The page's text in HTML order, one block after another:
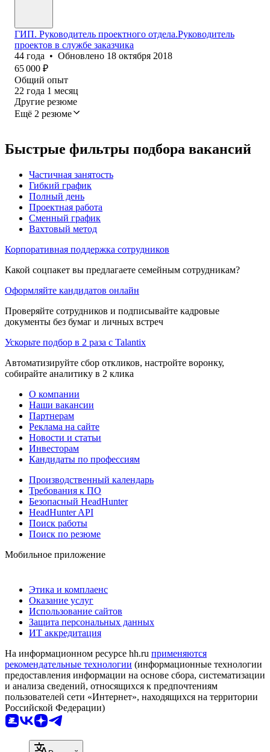
ГИП. Руководитель проектного отдела.Руководитель
проектов в службе заказчика
44 года • Обновлено 18 октября 2018
65 000 ₽
Общий опыт
22 года 1 месяц
Другие резюме
Ещё 2 резюме
Быстрые фильтры подбора вакансий
Частичная занятость
Гибкий график
Полный день
Проектная работа
Сменный график
Вахтовый метод
Корпоративная поддержка сотрудников
Какой соцпакет вы предлагаете семейным сотрудникам?
Оформляйте кандидатов онлайн
Проверяйте сотрудников и подписывайте кадровые
документы без бумаг и личных встреч
Ускорьте подбор в 2 раза с Talantix
Автоматизируйте сбор откликов, настройте воронку,
собирайте аналитику в 2 клика
О компании
Наши вакансии
Партнерам
Реклама на сайте
Новости и статьи
Инвесторам
Кандидаты по профессиям
Производственный календарь
Требования к ПО
Безопасный HeadHunter
HeadHunter API
Поиск работы
Поиск по резюме
Мобильное приложение
Этика и комплаенс
Оказание услуг
Использование сайтов
Защита персональных данных
ИТ аккредитация
На информационном ресурсе hh.ru применяются
рекомендательные технологии (информационные технологии
предоставления информации на основе сбора, систематизации
и анализа сведений, относящихся к предпочтениям
пользователей сети «Интернет», находящихся на территории
Российской Федерации)